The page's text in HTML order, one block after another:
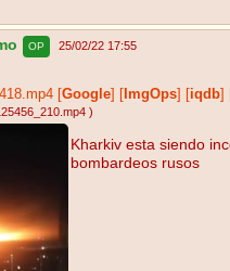
OP 25/02/22 17:55
Google ImgOps iqdb
)
Kharkiv esta siendo
bombardeos rusos